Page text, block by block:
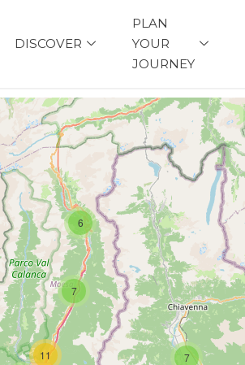
DISCOVER
PLAN
YOUR
JOURNEY
7
11
7
6